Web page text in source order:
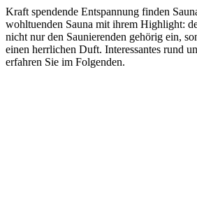
Kraft spendende Entspannung finden
wohltuenden Sauna mit ihrem Highlight:
nicht nur den Saunierenden gehörig ein,
einen herrlichen Duft. Interessantes rund
erfahren Sie im Folgenden.